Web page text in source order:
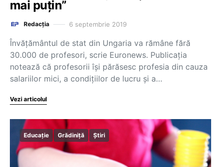
mai puțin”
Redacția 6 septembrie 2019
Învățământul de stat din Ungaria va rămâne fără
30.000 de profesori, scrie Euronews. Publicația
notează că profesorii își părăsesc profesia din cauza
salariilor mici, a condițiilor de lucru și a…
Vezi articolul
Educație Grădiniță Știri